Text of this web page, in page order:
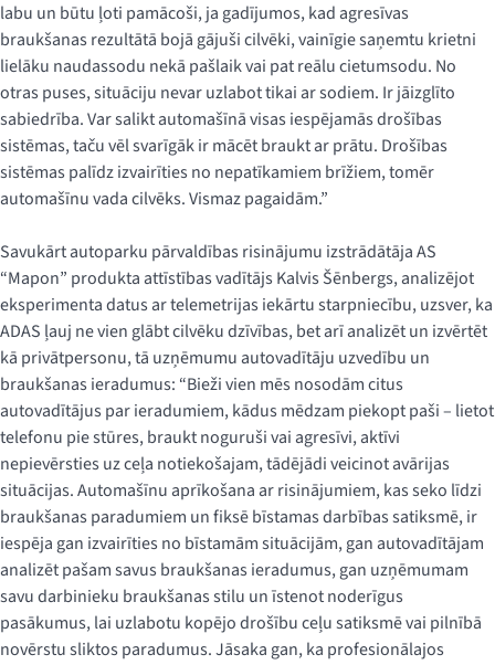
labu un būtu ļoti pamācoši, ja gadījumos, kad agresīvas
braukšanas rezultātā bojā gājuši cilvēki, vainīgie saņemtu krietni
lielāku naudassodu nekā pašlaik vai pat reālu cietumsodu. No
otras puses, situāciju nevar uzlabot tikai ar sodiem. Ir jāizglīto
sabiedrība. Var salikt automašīnā visas iespējamās drošības
sistēmas, taču vēl svarīgāk ir mācēt braukt ar prātu. Drošības
sistēmas palīdz izvairīties no nepatīkamiem brīžiem, tomēr
automašīnu vada cilvēks. Vismaz pagaidām.”
Savukārt autoparku pārvaldības risinājumu izstrādātāja AS
“Mapon” produkta attīstības vadītājs Kalvis Šēnbergs, analizējot
eksperimenta datus ar telemetrijas iekārtu starpniecību, uzsver, ka
ADAS ļauj ne vien glābt cilvēku dzīvības, bet arī analizēt un izvērtēt
kā privātpersonu, tā uzņēmumu autovadītāju uzvedību un
braukšanas ieradumus: “Bieži vien mēs nosodām citus
autovadītājus par ieradumiem, kādus mēdzam piekopt paši – lietot
telefonu pie stūres, braukt noguruši vai agresīvi, aktīvi
nepievērsties uz ceļa notiekošajam, tādējādi veicinot avārijas
situācijas. Automašīnu aprīkošana ar risinājumiem, kas seko līdzi
braukšanas paradumiem un fiksē bīstamas darbības satiksmē, ir
iespēja gan izvairīties no bīstamām situācijām, gan autovadītājam
analizēt pašam savus braukšanas ieradumus, gan uzņēmumam
savu darbinieku braukšanas stilu un īstenot noderīgus
pasākumus, lai uzlabotu kopējo drošību ceļu satiksmē vai pilnībā
novērstu sliktos paradumus. Jāsaka gan, ka profesionālajos